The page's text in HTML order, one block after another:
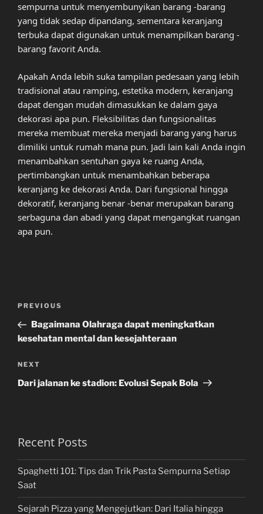
sempurna untuk menyembunyikan barang -barang
yang tidak sedap dipandang, sementara keranjang
terbuka dapat digunakan untuk menampilkan barang -
barang favorit Anda.
Apakah Anda lebih suka tampilan pedesaan yang lebih
tradisional atau ramping, estetika modern, keranjang
dapat dengan mudah dimasukkan ke dalam gaya
dekorasi apa pun. Fleksibilitas dan fungsionalitas
mereka membuat mereka menjadi barang yang harus
dimiliki untuk rumah mana pun. Jadi lain kali Anda ingin
menambahkan sentuhan gaya ke ruang Anda,
pertimbangkan untuk menambahkan beberapa
keranjang ke dekorasi Anda. Dari fungsional hingga
dekoratif, keranjang benar -benar merupakan barang
serbaguna dan abadi yang dapat mengangkat ruangan
apa pun.
Previous
Post
PREVIOUS
Bagaimana Olahraga dapat meningkatkan
kesehatan mental dan kesejahteraan
Next
Post
NEXT
Dari jalanan ke stadion: Evolusi Sepak Bola
Recent Posts
Spaghetti 101: Tips dan Trik Pasta Sempurna Setiap
Saat
Sejarah Pizza yang Mengejutkan: Dari Italia hingga